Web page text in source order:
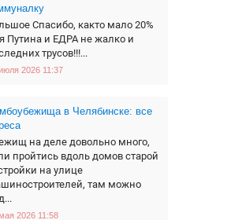
Спасибо, както мало 20%
Путина и ЕДРА не жалко и
трусов!!!...
2026 11:37
в Челябинске: все
на деле довольно много,
пройтись вдоль домов старой
на улице
там можно
2026 11:58